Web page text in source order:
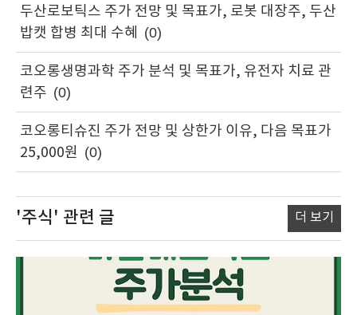
두산로보틱스 주가 전망 및 목표가, 로봇 대장주, 두산
밥캣 합병 최대 수혜
(0)
코오롱생명과학 주가 분석 및 목표가, 유전자 치료 관
련주 (0)
코오롱티슈진 주가 전망 및 상한가 이유, 다음 목표가
25,000원 (0)
'주식' 관련 글 더 보기